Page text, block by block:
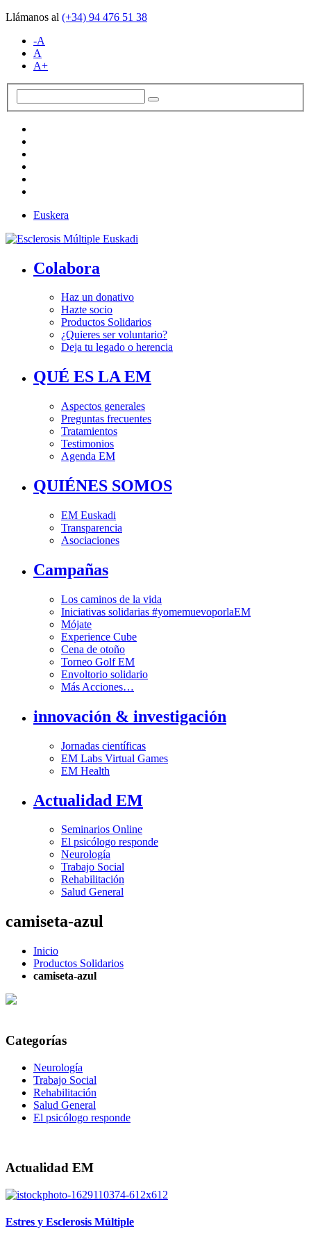
Llámanos al (+34) 94 476 51 38
-A
A
A+
Euskera
Colabora
Haz un donativo
Hazte socio
Productos Solidarios
¿Quieres ser voluntario?
Deja tu legado o herencia
QUÉ ES LA EM
Aspectos generales
Preguntas frecuentes
Tratamientos
Testimonios
Agenda EM
QUIÉNES SOMOS
EM Euskadi
Transparencia
Asociaciones
Campañas
Los caminos de la vida
Iniciativas solidarias #yomemuevoporlaEM
Mójate
Experience Cube
Cena de otoño
Torneo Golf EM
Envoltorio solidario
Más Acciones…
innovación & investigación
Jornadas científicas
EM Labs Virtual Games
EM Health
Actualidad EM
Seminarios Online
El psicólogo responde
Neurología
Trabajo Social
Rehabilitación
Salud General
camiseta-azul
Inicio
Productos Solidarios
camiseta-azul
Categorías
Neurología
Trabajo Social
Rehabilitación
Salud General
El psicólogo responde
Actualidad EM
Estres y Esclerosis Múltiple